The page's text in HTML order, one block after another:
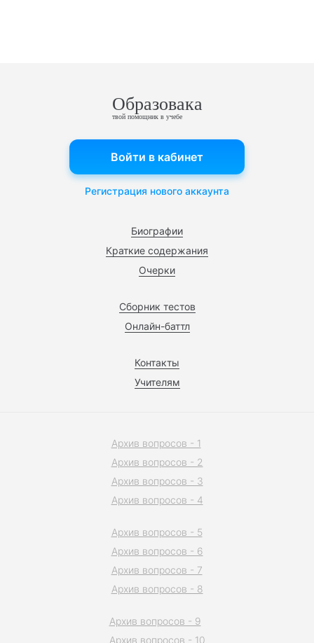
Образовака
твой помощник в учебе
Биографии
Краткие содержания
Очерки
Сборник тестов
Онлайн-баттл
Контакты
Учителям
Войти в кабинет
Регистрация нового аккаунта
Архив вопросов - 1
Архив вопросов - 2
Архив вопросов - 3
Архив вопросов - 4
Архив вопросов - 5
Архив вопросов - 6
Архив вопросов - 7
Архив вопросов - 8
Архив вопросов - 9
Архив вопросов - 10